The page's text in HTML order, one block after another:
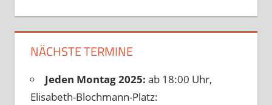
NÄCHSTE TERMINE
Jeden Montag 2025: ab 18:00 Uhr,
Elisabeth-Blochmann-Platz: